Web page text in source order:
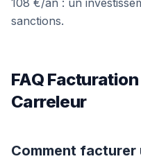
108 €/an : un
sanctions.
FAQ
Carreleur
Comment facturer